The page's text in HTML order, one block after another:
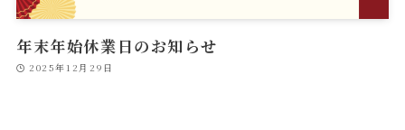
年末年始休業日のお知らせ
2025年12月29日